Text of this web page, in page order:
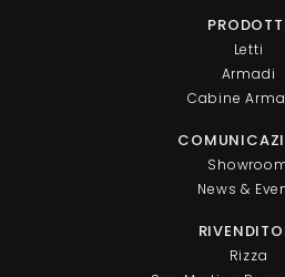
Letti
Armadi
Cabine
News &
Rizza